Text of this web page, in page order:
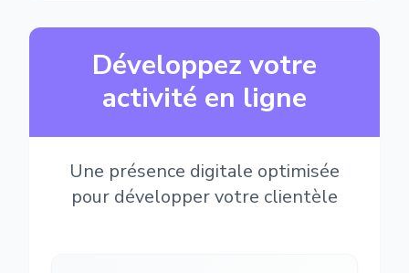
Développez votre
activité en ligne
Une présence digitale optimisée
pour développer votre clientèle